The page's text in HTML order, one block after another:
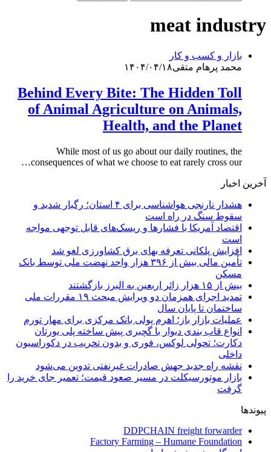
meat industry
بازار و کسب و کار
محمد پرهام متقی۱۴۰۴/۰۴/۱۸
Behind Every Bite: The Hidden Toll
of Animal Agriculture on Animals,
Health, and the Planet
While most of us go about our daily routines, the
consequences of what we choose to eat rarely cross our…
آخرین اخبار
هشدار نارنجی هواشناسی برای ۴ استان؛ رگبار شدید و
سقوط سنگ در راه است
اقتصاد آمریکا با فشارها و ریسک‌های قابل توجهی مواجه
است
افزایش پلکانی تعرفه بهای برق کشاورزی لغو شد
تأمین مالی بیش از ۳۹۶ هزار واحد نهضت ملی توسط بانک
مسکن
بیش از ۱۵ هزار زائر اربعین به البرز بازگشتند
تمدید اجرای همزمان دو ویرایش مبحث ۱۹ مقررات ملی
ساختمان تا پایان سال
عملیات بازار باز؛ اهرم پولی بانک مرکزی برای مهار تورم
انواع قاب بندی دیوار با گچبری پیش ساخته پلی یورتان
دکارت؛ تحولی لوکس، فوری و بدون تخریب در دکوراسیون
داخلی
نقشه راه جدید جهش صادرات غیرنفتی تدوین می‌شود
بازار موتورسیکلت در مسیر صعود قیمت؛ تعمیر جای خرید را
گرفت
پیوندها
DDPCHAIN freight forwarder
Factory Farming – Humane Foundation